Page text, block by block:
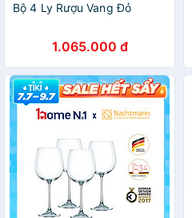
Bộ 4 Ly Rượu Vang Đỏ
1.065.000 đ